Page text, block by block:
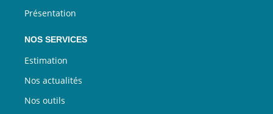
Présentation
NOS SERVICES
Estimation
Nos actualités
Nos outils